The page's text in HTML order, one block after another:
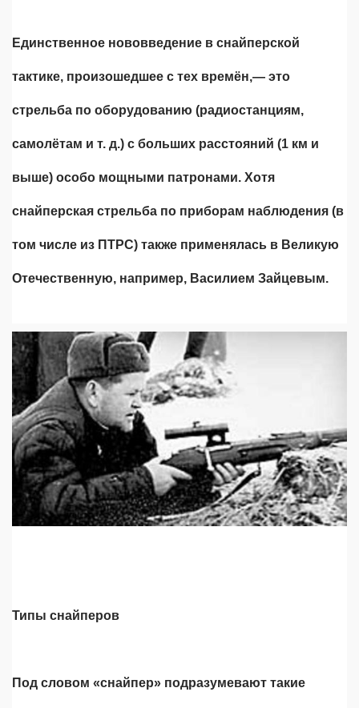
Единственное нововведение в снайперской
тактике, произошедшее с тех времён,— это
стрельба по оборудованию (радиостанциям,
самолётам и т. д.) с больших расстояний (1 км и
выше) особо мощными патронами. Хотя
снайперская стрельба по приборам наблюдения (в
том числе из ПТРС) также применялась в Великую
Отечественную, например, Василием Зайцевым.
Типы снайперов
Под словом «снайпер» подразумевают такие